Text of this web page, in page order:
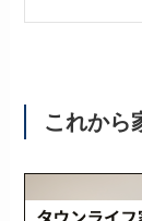
これから